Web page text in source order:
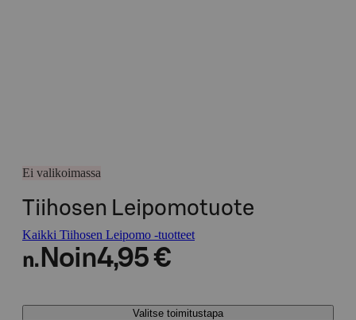
Ei valikoimassa
Tiihosen Leipomotuote
Kaikki Tiihosen Leipomo -tuotteet
n. Noin4,95 €
Valitse toimitustapa